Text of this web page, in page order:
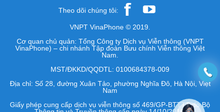
Theo dõi chúng tôi:
VNPT VinaPhone © 2019.
Cơ quan chủ quản: Tổng Công ty Dịch vụ Viễn thông (VNPT
VinaPhone) – chi nhánh Tập đoàn Bưu chính Viễn thông Việt
Nam.
MST/ĐKKD/QQDTL: 0100684378-009
Địa chỉ: Số 28, đường Xuân Tảo, phường Nghĩa Đô, Hà Nội, Việt
Nam
Giấy phép cung cấp dịch vụ viễn thông số 469/GP-BTTTT do Bộ